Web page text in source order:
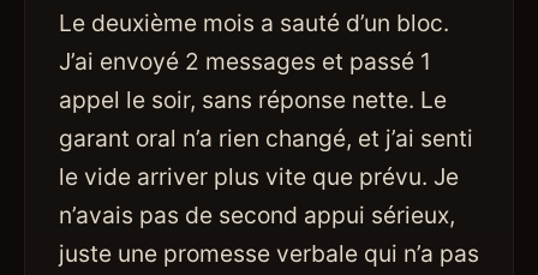
Le deuxième mois a sauté d’un bloc.
J’ai envoyé 2 messages et passé 1
appel le soir, sans réponse nette. Le
garant oral n’a rien changé, et j’ai senti
le vide arriver plus vite que prévu. Je
n’avais pas de second appui sérieux,
juste une promesse verbale qui n’a pas